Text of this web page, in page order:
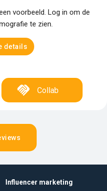
voorbeeld. Log in om de
te zien.
details
Collab
Influencer marketing